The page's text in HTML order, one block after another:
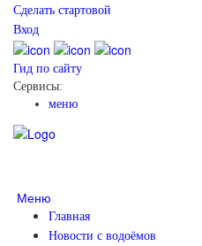
Сделать стартовой
Вход
Гид по сайту
Сервисы:
меню
Меню
Главная
Новости с водоёмов